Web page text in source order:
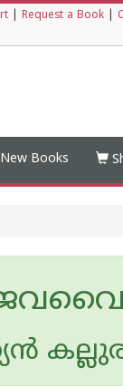
Request a Book
New Books